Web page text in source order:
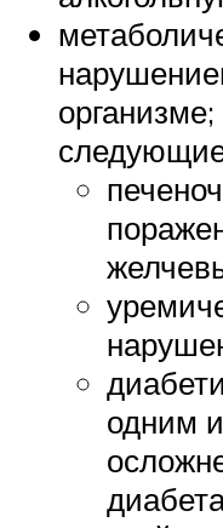
одним